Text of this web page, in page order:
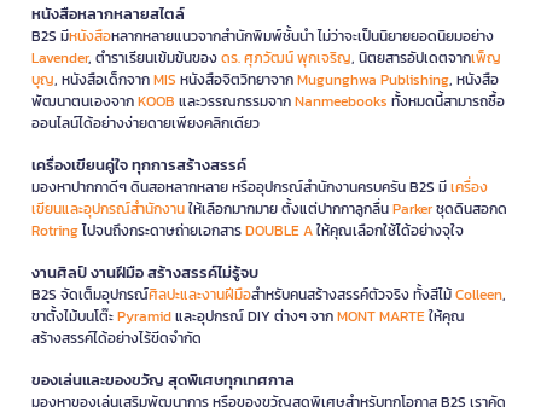
หนังสือหลากหลายสไตล์
B2S มีหนังสือหลากหลายแนวจากสำนักพิมพ์ชั้นนำ ไม่ว่าจะเป็นนิยายยอดนิยมอย่าง
Lavender, ตำราเรียนเข้มข้นของดร. ศุภวัฒน์ พุกเจริญ, นิตยสารอัปเดตจากเพ็ญ
บุญ, หนังสือเด็กจากMIS หนังสือจิตวิทยาจากMugunghwa Publishing, หนังสือ
พัฒนาตนเองจากKOOB และวรรณกรรมจากNanmeebooks ทั้งหมดนี้สามารถซื้อ
ออนไลน์ได้อย่างง่ายดายเพียงคลิกเดียว
เครื่องเขียนคู่ใจ ทุกการสร้างสรรค์
มองหาปากกาดีๆ ดินสอหลากหลาย หรืออุปกรณ์สำนักงานครบครัน B2S มีเครื่อง
เขียนและอุปกรณ์สำนักงานให้เลือกมากมาย ตั้งแต่ปากกาลูกลื่นParkerชุดดินสอกด
Rotringไปจนถึงกระดาษถ่ายเอกสารDOUBLE Aให้คุณเลือกใช้ได้อย่างจุใจ
งานศิลป์ งานฝีมือ สร้างสรรค์ไม่รู้จบ
B2S จัดเต็มอุปกรณ์ศิลปะและงานฝีมือสำหรับคนสร้างสรรค์ตัวจริง ทั้งสีไม้Colleen,
ขาตั้งไม้บนโต๊ะPyramidและอุปกรณ์ DIY ต่างๆ จากMONT MARTEให้คุณ
สร้างสรรค์ได้อย่างไร้ขีดจำกัด
ของเล่นและของขวัญ สุดพิเศษทุกเทศกาล
มองหาของเล่นเสริมพัฒนาการ หรือของขวัญสุดพิเศษสำหรับทุกโอกาส B2S เราคัด